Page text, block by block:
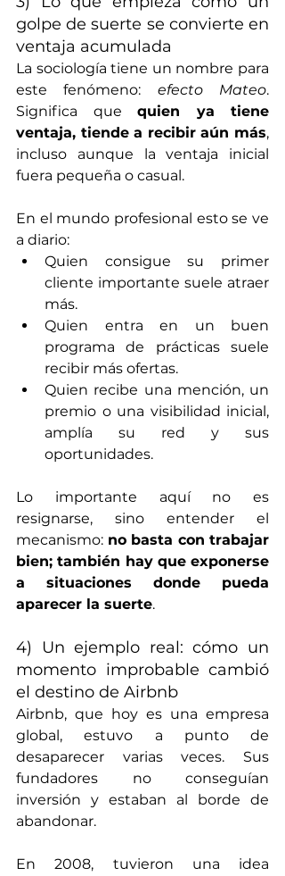
golpe de suerte se convierte en
ventaja acumulada
La sociología tiene un nombre para
este fenómeno: efecto Mateo.
Significa que quien ya tiene
ventaja, tiende a recibir aún más,
incluso aunque la ventaja inicial
fuera pequeña o casual.
En el mundo profesional esto se ve
a diario:
Quien consigue su primer
cliente importante suele atraer
más.
Quien entra en un buen
programa de prácticas suele
recibir más ofertas.
Quien recibe una mención, un
premio o una visibilidad inicial,
amplía su red y sus
oportunidades.
Lo importante aquí no es
resignarse, sino entender el
mecanismo: no basta con trabajar
bien; también hay que exponerse
a situaciones donde pueda
aparecer la suerte.
4) Un ejemplo real: cómo un
momento improbable cambió
el destino de Airbnb
Airbnb, que hoy es una empresa
global, estuvo a punto de
desaparecer varias veces. Sus
fundadores no conseguían
inversión y estaban al borde de
abandonar.
En 2008, tuvieron una idea